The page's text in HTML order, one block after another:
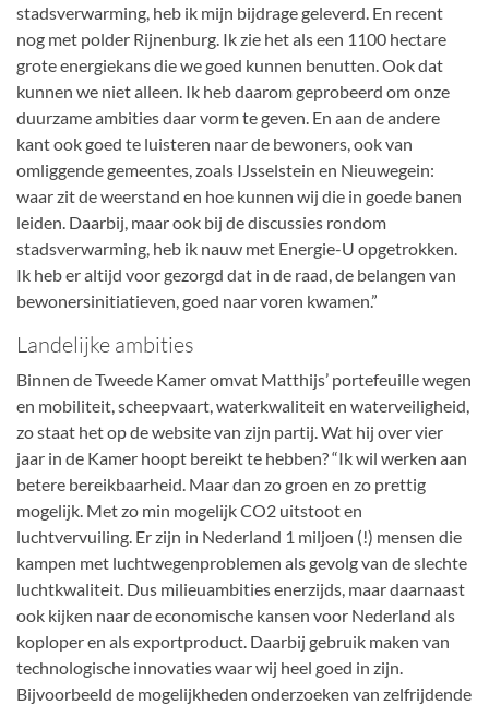
stadsverwarming, heb ik mijn bijdrage geleverd. En recent
nog met polder Rijnenburg. Ik zie het als een 1100 hectare
grote energiekans die we goed kunnen benutten. Ook dat
kunnen we niet alleen. Ik heb daarom geprobeerd om onze
duurzame ambities daar vorm te geven. En aan de andere
kant ook goed te luisteren naar de bewoners, ook van
omliggende gemeentes, zoals IJsselstein en Nieuwegein:
waar zit de weerstand en hoe kunnen wij die in goede banen
leiden. Daarbij, maar ook bij de discussies rondom
stadsverwarming, heb ik nauw met Energie-U opgetrokken.
Ik heb er altijd voor gezorgd dat in de raad, de belangen van
bewonersinitiatieven, goed naar voren kwamen.”
Landelijke ambities
Binnen de Tweede Kamer omvat Matthijs’ portefeuille wegen
en mobiliteit, scheepvaart, waterkwaliteit en waterveiligheid,
zo staat het op de website van zijn partij. Wat hij over vier
jaar in de Kamer hoopt bereikt te hebben? “Ik wil werken aan
betere bereikbaarheid. Maar dan zo groen en zo prettig
mogelijk. Met zo min mogelijk CO2 uitstoot en
luchtvervuiling. Er zijn in Nederland 1 miljoen (!) mensen die
kampen met luchtwegenproblemen als gevolg van de slechte
luchtkwaliteit. Dus milieuambities enerzijds, maar daarnaast
ook kijken naar de economische kansen voor Nederland als
koploper en als exportproduct. Daarbij gebruik maken van
technologische innovaties waar wij heel goed in zijn.
Bijvoorbeeld de mogelijkheden onderzoeken van zelfrijdende